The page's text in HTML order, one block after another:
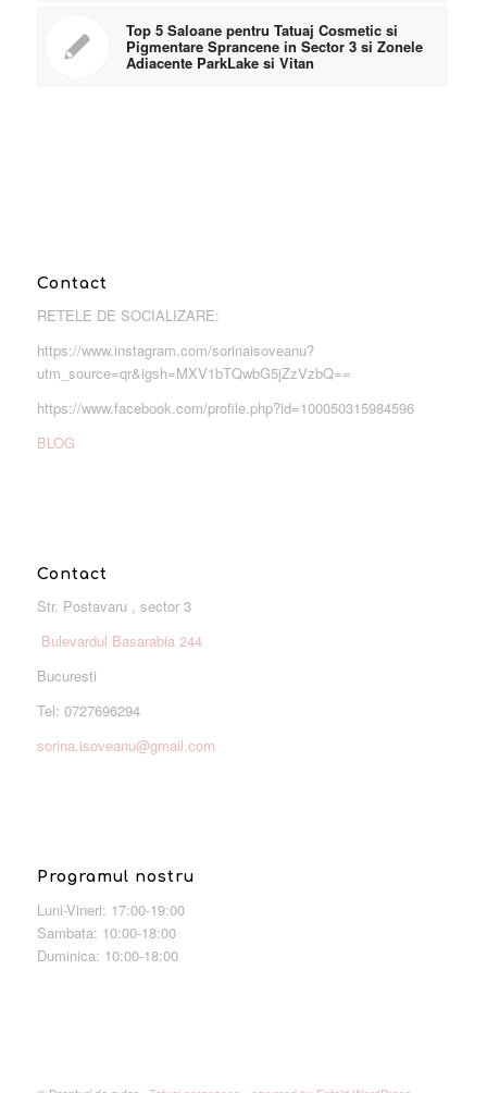
Top 5 Saloane pentru Tatuaj Cosmetic si
Pigmentare Sprancene in Sector 3 si Zonele
Adiacente ParkLake si Vitan
Contact
RETELE DE SOCIALIZARE:
https://www.instagram.com/sorinaisoveanu?
utm_source=qr&igsh=MXV1bTQwbG5jZzVzbQ==
https://www.facebook.com/profile.php?id=100050315984596
BLOG
Contact
Str. Postavaru , sector 3
Bulevardul Basarabia 244
Bucuresti
Tel: 0727696294
sorina.isoveanu@gmail.com
Programul nostru
Luni-Vineri: 17:00-19:00
Sambata: 10:00-18:00
Duminica: 10:00-18:00